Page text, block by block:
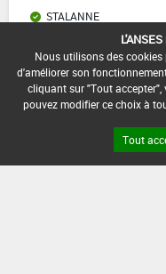
STALANNE
VEGOLD
Nous utilisons des
d'améliorer son
cliquant sur "Tout
pouvez modifier ce choix à
Tout